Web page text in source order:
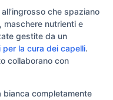
all’ingrosso che spaziano
maschere nutrienti e
gestite da un
la cura dei capelli.
collaborano con
bianca completamente